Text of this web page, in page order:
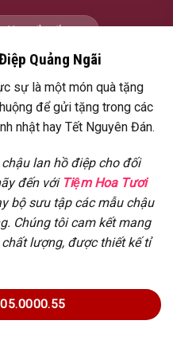
Quảng Ngãi
sự là một món quà tặng
để gửi tặng trong các
nhật hay Tết Nguyên Đán.
lan hồ điệp cho đối
đến với Tiệm Hoa Tươi
bộ sưu tập các mẫu chậu
Chúng tôi cam kết mang
lượng, được thiết kế tỉ